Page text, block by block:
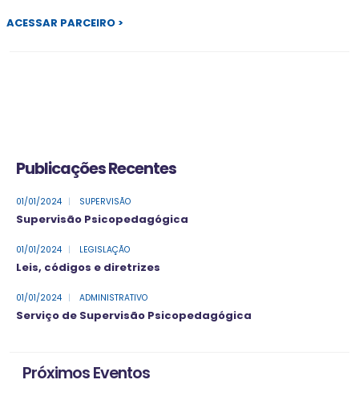
ACESSAR PARCEIRO >
Publicações Recentes
01/01/2024 | SUPERVISÃO
Supervisão Psicopedagógica
01/01/2024 | LEGISLAÇÃO
Leis, códigos e diretrizes
01/01/2024 | ADMINISTRATIVO
Serviço de Supervisão Psicopedagógica
Próximos Eventos